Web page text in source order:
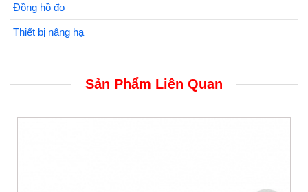
Đồng hồ đo
Thiết bị nâng hạ
Sản Phẩm Liên Quan